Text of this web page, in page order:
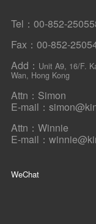
Tel：00-852-
Fax：00-852-
Add： Unit A9, 16/F.
Wan, Hong Kong
Attn：Simon
E-mail：
Attn：Winnie
E-mail：
WeChat